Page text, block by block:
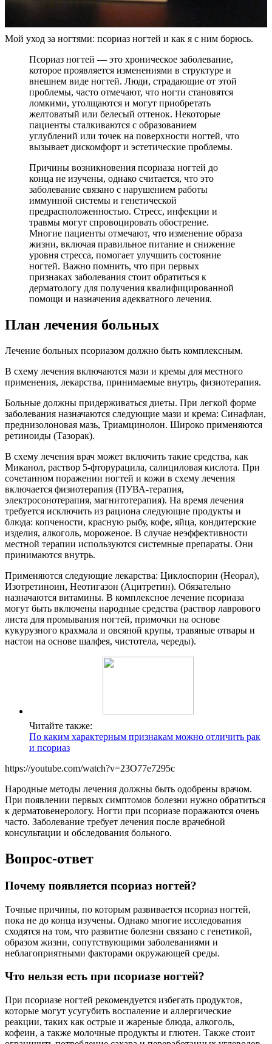
Мой уход за ногтями: псориаз ногтей и как я с ним борюсь.
Псориаз ногтей — это хроническое заболевание,
которое проявляется изменениями в структуре и
внешнем виде ногтей. Люди, страдающие от этой
проблемы, часто отмечают, что ногти становятся
ломкими, утолщаются и могут приобретать
желтоватый или белесый оттенок. Некоторые
пациенты сталкиваются с образованием
углублений или точек на поверхности ногтей, что
вызывает дискомфорт и эстетические проблемы.
Причины возникновения псориаза ногтей до
конца не изучены, однако считается, что это
заболевание связано с нарушением работы
иммунной системы и генетической
предрасположенностью. Стресс, инфекции и
травмы могут спровоцировать обострение.
Многие пациенты отмечают, что изменение образа
жизни, включая правильное питание и снижение
уровня стресса, помогает улучшить состояние
ногтей. Важно помнить, что при первых
признаках заболевания стоит обратиться к
дерматологу для получения квалифицированной
помощи и назначения адекватного лечения.
План лечения больных
Лечение больных псориазом должно быть комплексным.
В схему лечения включаются мази и кремы для местного
применения, лекарства, принимаемые внутрь, физиотерапия.
Больные должны придерживаться диеты. При легкой форме
заболевания назначаются следующие мази и крема: Синафлан,
преднизолоновая мазь, Триамцинолон. Широко применяются
ретиноиды (Тазорак).
В схему лечения врач может включить такие средства, как
Миканол, раствор 5-фторурацила, салициловая кислота. При
сочетанном поражении ногтей и кожи в схему лечения
включается физиотерапия (ПУВА-терапия,
электросонотерапия, магнитотерапия). На время лечения
требуется исключить из рациона следующие продукты и
блюда: копчености, красную рыбу, кофе, яйца, кондитерские
изделия, алкоголь, мороженое. В случае неэффективности
местной терапии используются системные препараты. Они
принимаются внутрь.
Применяются следующие лекарства: Циклоспорин (Неорал),
Изотретиноин, Неотигазон (Ацитретин). Обязательно
назначаются витамины. В комплексное лечение псориаза
могут быть включены народные средства (раствор лаврового
листа для промывания ногтей, примочки на основе
кукурузного крахмала и овсяной крупы, травяные отвары и
настои на основе шалфея, чистотела, череды).
Читайте также:
По каким характерным признакам можно отличить рак
и псориаз
https://youtube.com/watch?v=23O77e7295c
Народные методы лечения должны быть одобрены врачом.
При появлении первых симптомов болезни нужно обратиться
к дерматовенерологу. Ногти при псориазе поражаются очень
часто. Заболевание требует лечения после врачебной
консультации и обследования больного.
Вопрос-ответ
Почему появляется псориаз ногтей?
Точные причины, по которым развивается псориаз ногтей,
пока не до конца изучены. Однако многие исследования
сходятся на том, что развитие болезни связано с генетикой,
образом жизни, сопутствующими заболеваниями и
неблагоприятными факторами окружающей среды.
Что нельзя есть при псориазе ногтей?
При псориазе ногтей рекомендуется избегать продуктов,
которые могут усугубить воспаление и аллергические
реакции, таких как острые и жареные блюда, алкоголь,
кофеин, а также молочные продукты и глютен. Также стоит